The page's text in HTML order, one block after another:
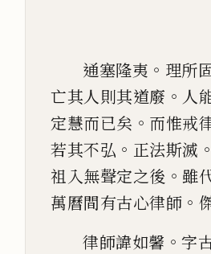
通塞隆夷 。 理所
亡其人則其道廢 。 人
定慧而已矣 。 而惟戒
若其不弘 。 正法斯滅 。
祖入無聲定之後 。雖
萬曆間有古心律師 。
律師諱如馨 。 字